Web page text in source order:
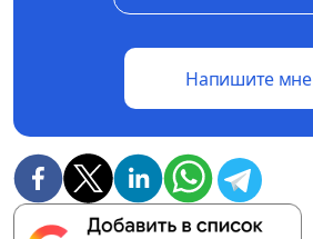
Напишите мне